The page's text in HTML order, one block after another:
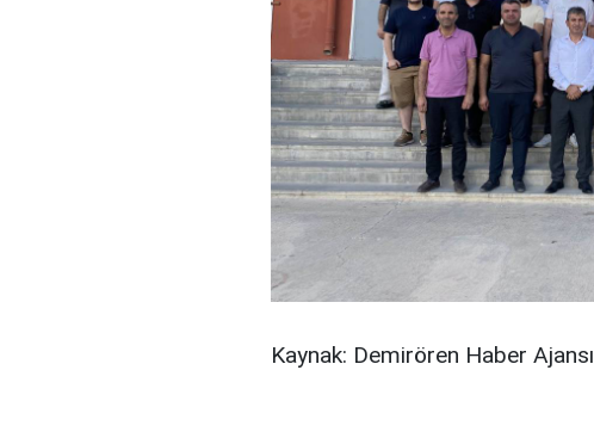
Kaynak: Demirören Haber Ajansı